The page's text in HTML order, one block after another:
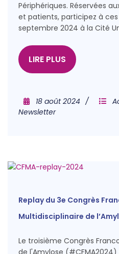
Périphériques. Réservées
et patients, participez à
septembre 2024 à la Cité
LIRE PLUS
18 août 2024
Newsletter
Replay du 3e Congrès
Multidisciplinaire de
Le troisième Congrès
de l'Amylose (#CFMA2024)